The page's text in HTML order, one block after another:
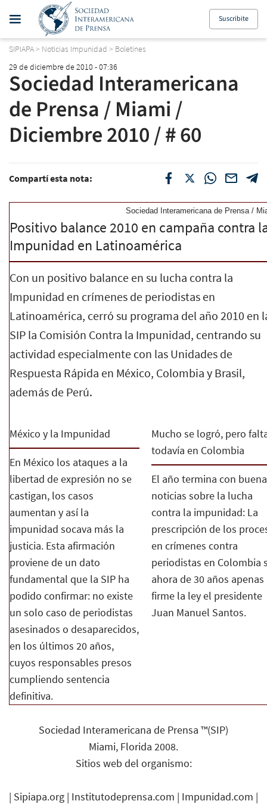
Suscribite
SIPIAPA> Noticias Impunidad > Boletines
29 de diciembre de 2010 - 07:36
Sociedad Interamericana
de Prensa / Miami /
Diciembre 2010 / # 60
Compartí esta nota:
Sociedad Interamericana de Prensa /
Positivo balance 2010 en campaña contra
Impunidad en Latinoamérica
Con un positivo balance en su lucha contra la
Impunidad en crímenes de periodistas en
Latinoamérica, cerró su programa del año 2010 en
SIP la Comisión Contra la Impunidad, centrando su
actividad especialmente con las Unidades de
Respuesta Rápida en México, Colombia y Brasil,
además de Perú.
México y la Impunidad
En México los ataques a la
libertad de expresión no se
castigan, los casos
aumentan y así la
impunidad socava más la
justicia. Esta afirmación
proviene de un dato
fundamental que la SIP ha
podido confirmar: no existe
un solo caso de periodistas
asesinados o desaparecidos,
en los últimos 20 años,
cuyos responsables presos
cumpliendo sentencia
definitiva.
Mucho se logró, pero
todavía en Colombia
El año termina con
noticias sobre la lucha
contra la impunidad: La
prescripción de los
en crímenes contra
periodistas en Colombia
ahora de 30 años apenas
firme la ley el presidente
Juan Manuel Santos.
Sociedad Interamericana de Prensa ™(SIP)
Miami, Florida 2008.
Sitios web del organismo:
| Sipiapa.org | Institutodeprensa.com | Impunidad.com |